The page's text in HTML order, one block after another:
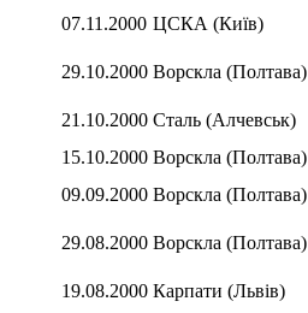
07.11.2000 ЦСКА (Київ)
29.10.2000 Ворскла (Полтава)
21.10.2000 Сталь (Алчевськ)
15.10.2000 Ворскла (Полтава)
09.09.2000 Ворскла (Полтава)
29.08.2000 Ворскла (Полтава)
19.08.2000 Карпати (Львів)